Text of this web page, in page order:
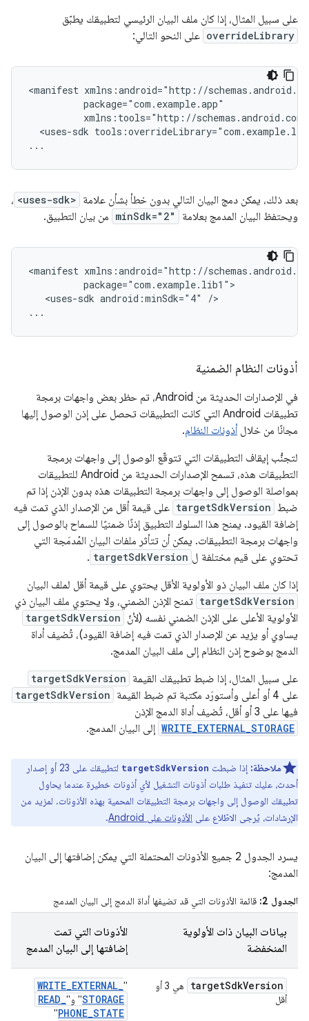
على سبيل المثال، إذا كان ملف البيان الرئيسي لتطبيقك يطبّق
overrideLibrary على النحو التالي:
<manifest
<uses-sdk
...
بعد ذلك، يمكن دمج البيان التالي بدون خطأ بشأن علامة <uses-sdk> ،
ويحتفظ البيان المدمج بعلامة
minSdk="2" من بيان التطبيق.
<manifest
<uses-sdk android:minSdk="4"
/>
...
أذونات النظام الضمنية
في الإصدارات الحديثة من Android، تم حظر بعض واجهات برمجة
تطبيقات Android التي كانت التطبيقات تحصل على إذن الوصول إليها
مجانًا من خلال أذونات النظام.
لتجنُّب إيقاف التطبيقات التي تتوقّع الوصول إلى واجهات برمجة
التطبيقات هذه، تسمح الإصدارات الحديثة من Android للتطبيقات
بمواصلة الوصول إلى واجهات برمجة التطبيقات هذه بدون الإذن إذا تم
ضبط targetSdkVersion على قيمة أقل من الإصدار الذي تمت فيه
إضافة القيود. يمنح هذا السلوك التطبيق إذنًا ضمنيًا للسماح بالوصول إلى
واجهات برمجة التطبيقات. يمكن أن تتأثر ملفات البيان المُدمَجة التي
تحتوي على قيم مختلفة ل targetSdkVersion
.
إذا كان ملف البيان ذو الأولوية الأقل يحتوي على قيمة أقل لملف البيان
targetSdkVersion تمنح الإذن الضمني، ولا يحتوي ملف البيان ذي
الأولوية الأعلى على الإذن الضمني نفسه (لأنّ targetSdkVersion
يساوي أو يزيد عن الإصدار الذي تمت فيه إضافة القيود)، تُضيف أداة
الدمج بوضوح إذن النظام إلى ملف البيان المدمج.
على سبيل المثال، إذا ضبط تطبيقك القيمة targetSdkVersion
على 4 أو أعلى وأستورَد مكتبة تم ضبط القيمة targetSdkVersion
فيها على 3 أو أقل، تُضيف أداة الدمج الإذن
WRITE_EXTERNAL_STORAGE إلى البيان المدمج.
ملاحظة: إذا ضبطت targetSdkVersion
لتطبيقك على 23 أو إصدار
أحدث، عليك تنفيذ طلبات أذونات التشغيل لأي أذونات خطيرة عندما يحاول
تطبيقك الوصول إلى واجهات برمجة التطبيقات المحمية بهذه الأذونات. لمزيد من
الإرشادات، يُرجى الاطّلاع على الأذونات على Android .
يسرد الجدول 2 جميع الأذونات المحتملة التي يمكن إضافتها إلى البيان
المدمج:
الجدول 2: قائمة الأذونات التي قد تضيفها أداة الدمج إلى البيان المدمج
بيانات البيان ذات الأولوية
المنخفضة
الأذونات التي تمت
إضافتها إلى البيان المدمج
targetSdkVersion
هي 3 أو
أقل
"
WRITE_EXTERNAL_
STORAGE" و" READ_
PHONE_STATE
"